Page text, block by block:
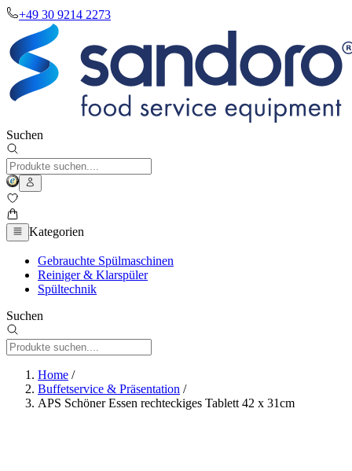
+49 30 9214 2273
Suchen
Kategorien
Gebrauchte Spülmaschinen
Reiniger & Klarspüler
Spültechnik
Suchen
Home /
Buffetservice & Präsentation /
APS Schöner Essen rechteckiges Tablett 42 x 31cm